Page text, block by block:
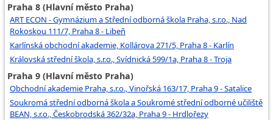
Praha 8 (Hlavní město Praha)
ART ECON - Gymnázium a Střední odborná škola Praha, s.r.o., Nad
Rokoskou 111/7, Praha 8 - Libeň
Karlínská obchodní akademie, Kollárova 271/5, Praha 8 - Karlín
Královská střední škola, s.r.o., Svídnická 599/1a, Praha 8 - Troja
Praha 9 (Hlavní město Praha)
Obchodní akademie Praha, s.r.o., Vinořská 163/17, Praha 9 - Satalice
Soukromá střední odborná škola a Soukromé střední odborné učiliště
BEAN, s.r.o., Českobrodská 362/32a, Praha 9 - Hrdlořezy